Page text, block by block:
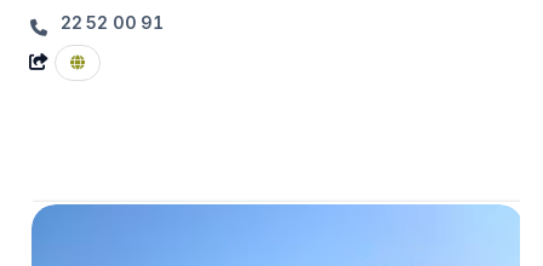
22 52 00 91